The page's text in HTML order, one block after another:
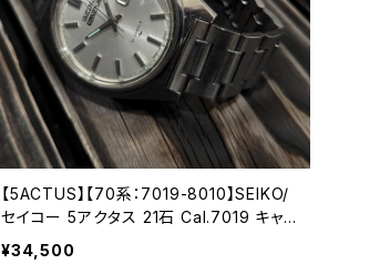
【5ACTUS】【70系：7019-8010】SEIKO/
セイコー 5アクタス 21石 Cal.7019 キャリ
バー 機械式 自動巻き腕時計 精工舎亀戸
工場/SS 1974年 7月製造【ac7019-801
¥34,500